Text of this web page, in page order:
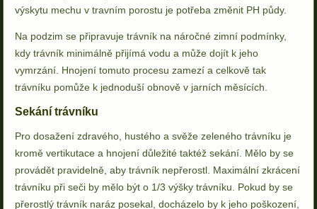
výskytu mechu v travním porostu je potřeba změnit PH půdy.
Na podzim se připravuje trávník na náročné zimní podmínky,
kdy trávník minimálně přijímá vodu a může dojít k jeho
vymrzání. Hnojení tomuto procesu zamezí a celkově tak
trávníku pomůže k jednoduší obnově v jarních měsících.
Sekání trávníku
Pro dosažení zdravého, hustého a svěže zeleného trávníku je
kromě vertikutace a hnojení důležité taktéž sekání. Mělo by se
provádět pravidelně, aby trávník nepřerostl. Maximální zkrácení
trávníku při seči by mělo být o 1/3 výšky trávníku. Pokud by se
přerostlý trávník naráz posekal, docházelo by k jeho poškození,